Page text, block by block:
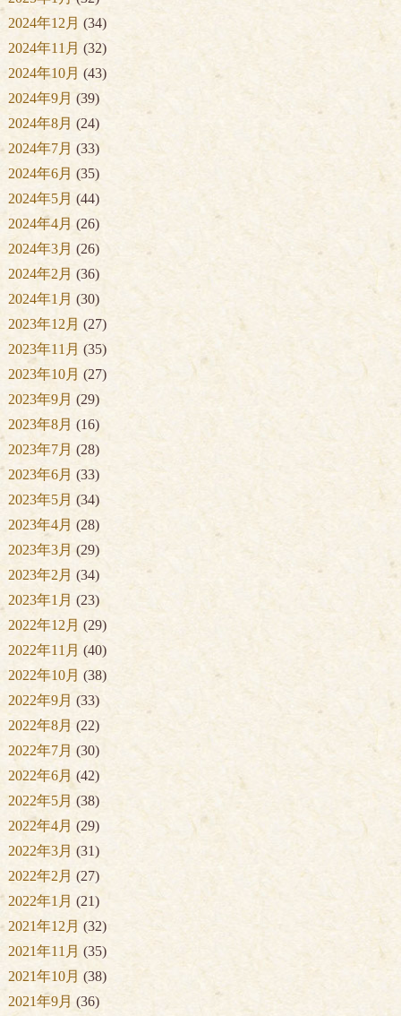
2024年12月 (34)
2024年11月 (32)
2024年10月 (43)
2024年9月 (39)
2024年8月 (24)
2024年7月 (33)
2024年6月 (35)
2024年5月 (44)
2024年4月 (26)
2024年3月 (26)
2024年2月 (36)
2024年1月 (30)
2023年12月 (27)
2023年11月 (35)
2023年10月 (27)
2023年9月 (29)
2023年8月 (16)
2023年7月 (28)
2023年6月 (33)
2023年5月 (34)
2023年4月 (28)
2023年3月 (29)
2023年2月 (34)
2023年1月 (23)
2022年12月 (29)
2022年11月 (40)
2022年10月 (38)
2022年9月 (33)
2022年8月 (22)
2022年7月 (30)
2022年6月 (42)
2022年5月 (38)
2022年4月 (29)
2022年3月 (31)
2022年2月 (27)
2022年1月 (21)
2021年12月 (32)
2021年11月 (35)
2021年10月 (38)
2021年9月 (36)